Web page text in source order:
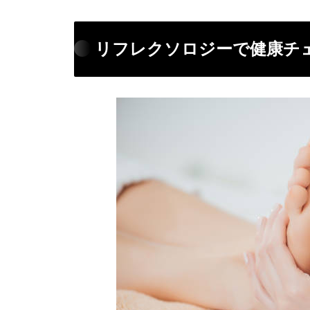
リフレクソロジーで健康チ